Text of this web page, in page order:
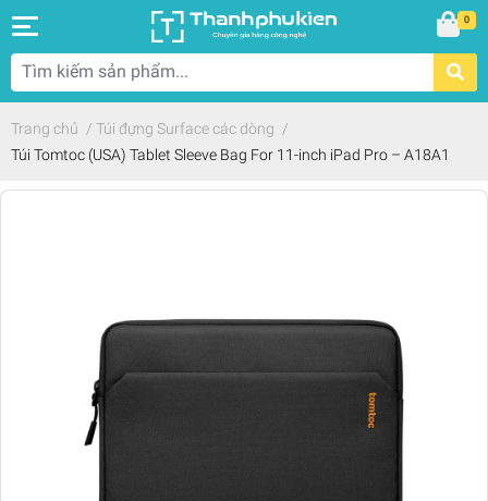
0
Trang chủ / Túi đựng Surface các dòng /
Túi Tomtoc (USA) Tablet Sleeve Bag For 11-inch iPad Pro – A18A1